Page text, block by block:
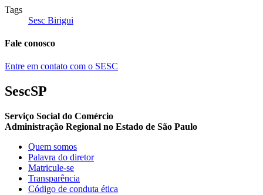
Tags
Sesc Birigui
Fale conosco
Entre em contato com o SESC
SescSP
Serviço Social do Comércio
Administração Regional no Estado de São Paulo
Quem somos
Palavra do diretor
Matricule-se
Transparência
Código de conduta ética